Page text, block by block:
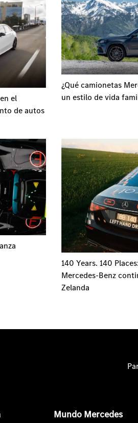
el
de autos
¿Qué camionetas
un estilo de vida
140 Years. 140
Mercedes-Benz
Zelanda
Mundo Mercedes